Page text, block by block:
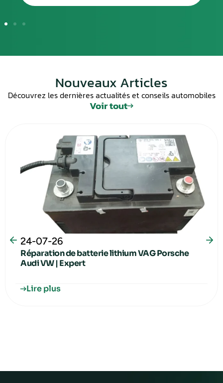
Nouveaux Articles
Découvrez les dernières actualités et conseils automobiles
Voir tout
24-07-26
Réparation de batterie lithium VAG Porsche
Audi VW | Expert
Lire plus